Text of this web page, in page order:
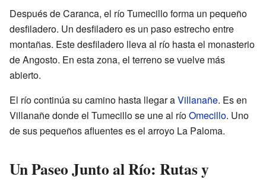
Después de Caranca, el río Tumecillo forma un pequeño
desfiladero. Un desfiladero es un paso estrecho entre
montañas. Este desfiladero lleva al río hasta el monasterio
de Angosto. En esta zona, el terreno se vuelve más
abierto.
El río continúa su camino hasta llegar aVillanañe. Es en
Villanañe donde el Tumecillo se une al ríoOmecillo. Uno
de sus pequeños afluentes es el arroyo La Paloma.
Un Paseo Junto al Río: Rutas y